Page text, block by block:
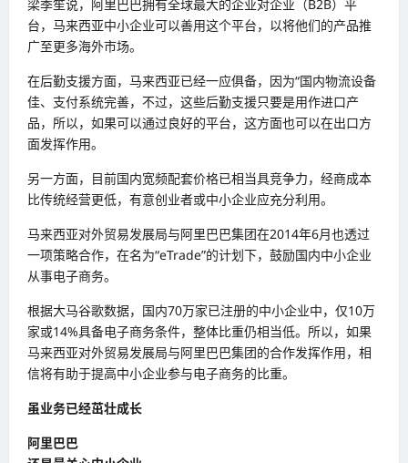
梁季笙说，阿里巴巴拥有全球最大的企业对企业（B2B）平
台，马来西亚中小企业可以善用这个平台，以将他们的产品推
广至更多海外市场。
在后勤支援方面，马来西亚已经一应俱备，因为“国内物流设备
佳、支付系统完善，不过，这些后勤支援只要是用作进口产
品，所以，如果可以通过良好的平台，这方面也可以在出口方
面发挥作用。
另一方面，目前国内宽频配套价格已相当具竞争力，经商成本
比传统经营更低，有意创业者或中小企业应充分利用。
马来西亚对外贸易发展局与阿里巴巴集团在2014年6月也透过
一项策略合作，在名为“eTrade”的计划下，鼓励国内中小企业
从事电子商务。
根据大马谷歌数据，国内70万家已注册的中小企业中，仅10万
家或14%具备电子商务条件，整体比重仍相当低。所以，如果
马来西亚对外贸易发展局与阿里巴巴集团的合作发挥作用，相
信将有助于提高中小企业参与电子商务的比重。
虽业务已经茁壮成长
阿里巴巴